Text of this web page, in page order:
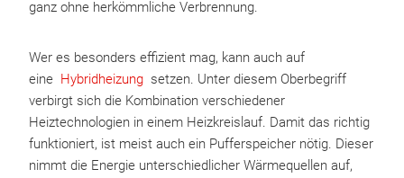
ganz ohne herkömmliche Verbrennung.
Wer es besonders effizient mag, kann auch auf
eine Hybridheizung setzen. Unter diesem Oberbegriff
verbirgt sich die Kombination verschiedener
Heiztechnologien in einem Heizkreislauf. Damit das richtig
funktioniert, ist meist auch ein Pufferspeicher nötig. Dieser
nimmt die Energie unterschiedlicher Wärmequellen auf,